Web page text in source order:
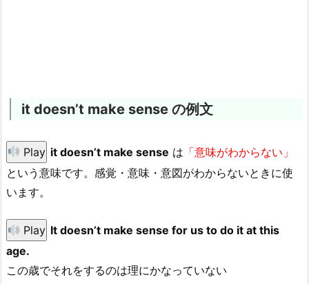
it doesn’t make sense の例文
Play it doesn’t make sense は 「意味がわからない」
という意味です。感覚・意味・意図がわからないときに使
います。
Play It doesn’t make sense for us to do it at this
age.
この歳でそれをするのは理にかなっていない